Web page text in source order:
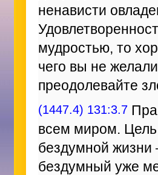
ненависти
мудростью, то
чего вы не
преодолевайте
(1447.4) 131:3.7
всем миром. Цель
бездумной жизни
бездумный уже